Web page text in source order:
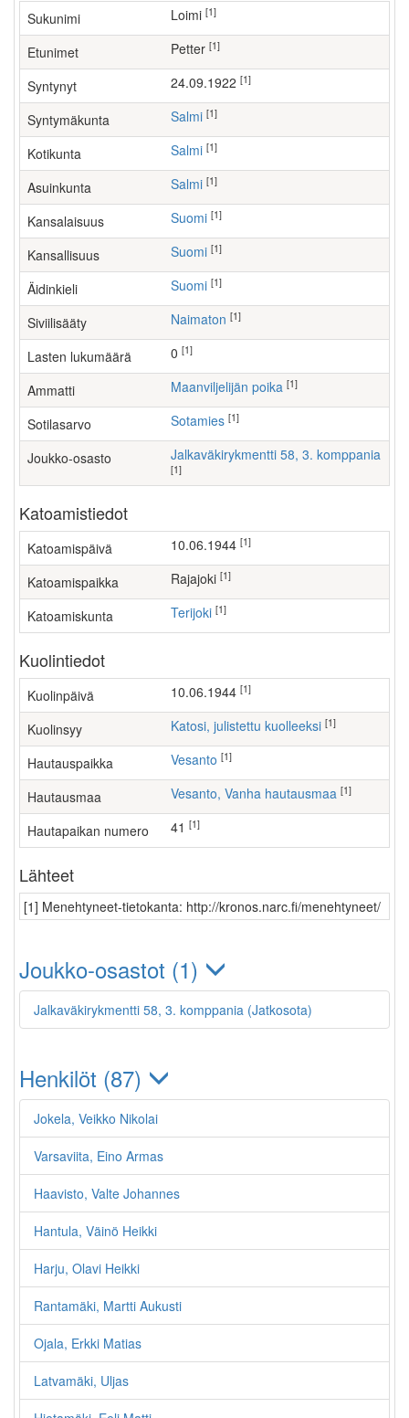
Sukunimi Loimi [1]
Etunimet Petter [1]
Syntynyt 24.09.1922 [1]
Syntymäkunta Salmi [1]
Kotikunta Salmi [1]
Asuinkunta Salmi [1]
Kansalaisuus Suomi [1]
Kansallisuus Suomi [1]
Äidinkieli Suomi [1]
Siviilisääty Naimaton [1]
Lasten lukumäärä [1]
Ammatti maanviljelijän poika [1]
Sotilasarvo Sotamies [1]
Joukko-osasto Jalkaväkirykmentti 58, 3. komppania
[1]
Katoamistiedot
Katoamispäivä 10.06.1944 [1]
Katoamispaikka Rajajoki [1]
Katoamiskunta Terijoki [1]
Kuolintiedot
Kuolinpäivä 10.06.1944 [1]
Kuolinsyy Katosi, julistettu kuolleeksi [1]
Hautauspaikka Vesanto [1]
Hautausmaa Vesanto, Vanha hautausmaa [1]
Hautapaikan numero 41 [1]
Lähteet
[1] Menehtyneet-tietokanta: http://kronos.narc.fi/menehtyneet/
Joukko-osastot (1)
Jalkaväkirykmentti 58, 3. komppania (Jatkosota)
Henkilöt (87)
Jokela, Veikko Nikolai
Varsaviita, Eino Armas
Haavisto, Valte Johannes
Hantula, Väinö Heikki
Harju, Olavi Heikki
Rantamäki, Martti Aukusti
Ojala, Erkki Matias
Latvamäki, Uljas